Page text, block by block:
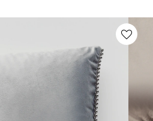
favorite